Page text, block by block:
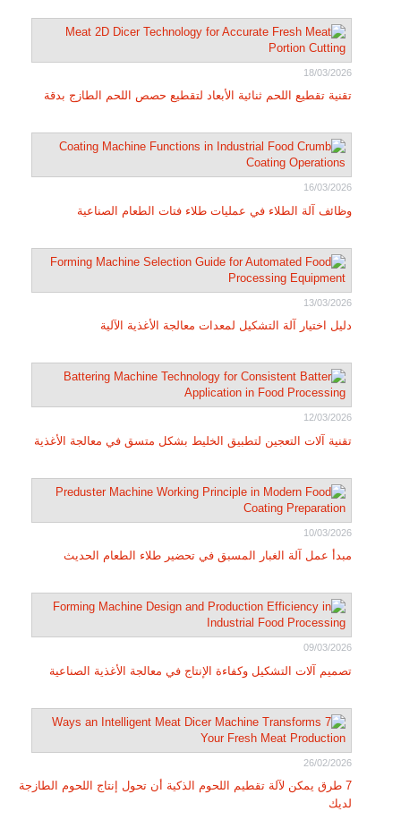
18/03/2026
تقنية تقطيع اللحم ثنائية الأبعاد لتقطيع حصص اللحم الطازج بدقة
16/03/2026
وظائف آلة الطلاء في عمليات طلاء فتات الطعام الصناعية
13/03/2026
دليل اختيار آلة التشكيل لمعدات معالجة الأغذية الآلية
12/03/2026
تقنية آلات التعجين لتطبيق الخليط بشكل متسق في معالجة الأغذية
10/03/2026
مبدأ عمل آلة الغبار المسبق في تحضير طلاء الطعام الحديث
09/03/2026
تصميم آلات التشكيل وكفاءة الإنتاج في معالجة الأغذية الصناعية
26/02/2026
7 طرق يمكن لآلة تقطيم اللحوم الذكية أن تحول إنتاج اللحوم الطازجة
لديك